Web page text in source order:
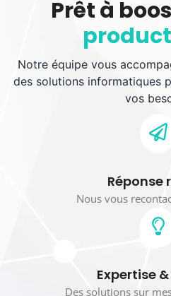
Prêt à
Notre équipe vous
des solutions informatiques
vos
Réponse
Nous vous
Expertise
Des solutions sur